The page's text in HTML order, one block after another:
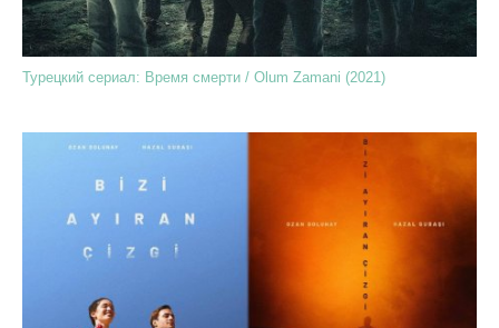
Турецкий сериал: Время смерти / Olum Zamani (2021)